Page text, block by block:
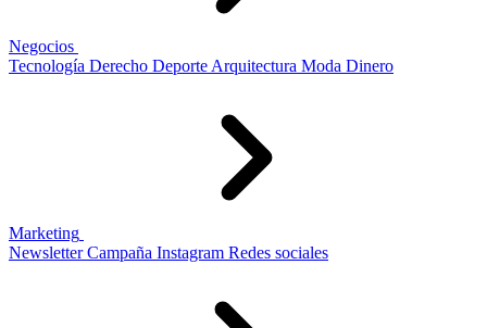
Negocios
Tecnología Derecho Deporte Arquitectura Moda Dinero
Marketing
Newsletter Campaña Instagram Redes sociales